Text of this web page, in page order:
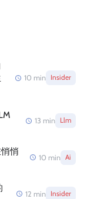
10 min Insider
13 min Llm
悄
10 min Ai
12 min Insider